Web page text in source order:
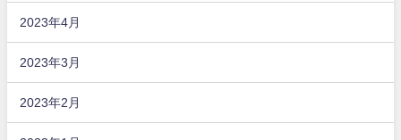
2023年4月
2023年3月
2023年2月